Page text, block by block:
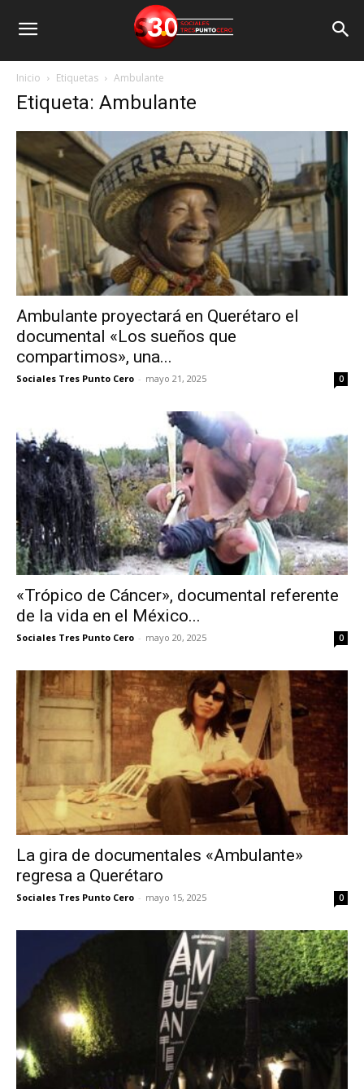
Inicio Etiquetas Ambulante
Etiqueta: Ambulante
Ambulante proyectará en Querétaro el
documental «Los sueños que
compartimos», una...
Sociales Tres Punto Cero - mayo 21, 2025 0
«Trópico de Cáncer», documental referente
de la vida en el México...
Sociales Tres Punto Cero - mayo 20, 2025 0
La gira de documentales «Ambulante»
regresa a Querétaro
Sociales Tres Punto Cero - mayo 15, 2025 0